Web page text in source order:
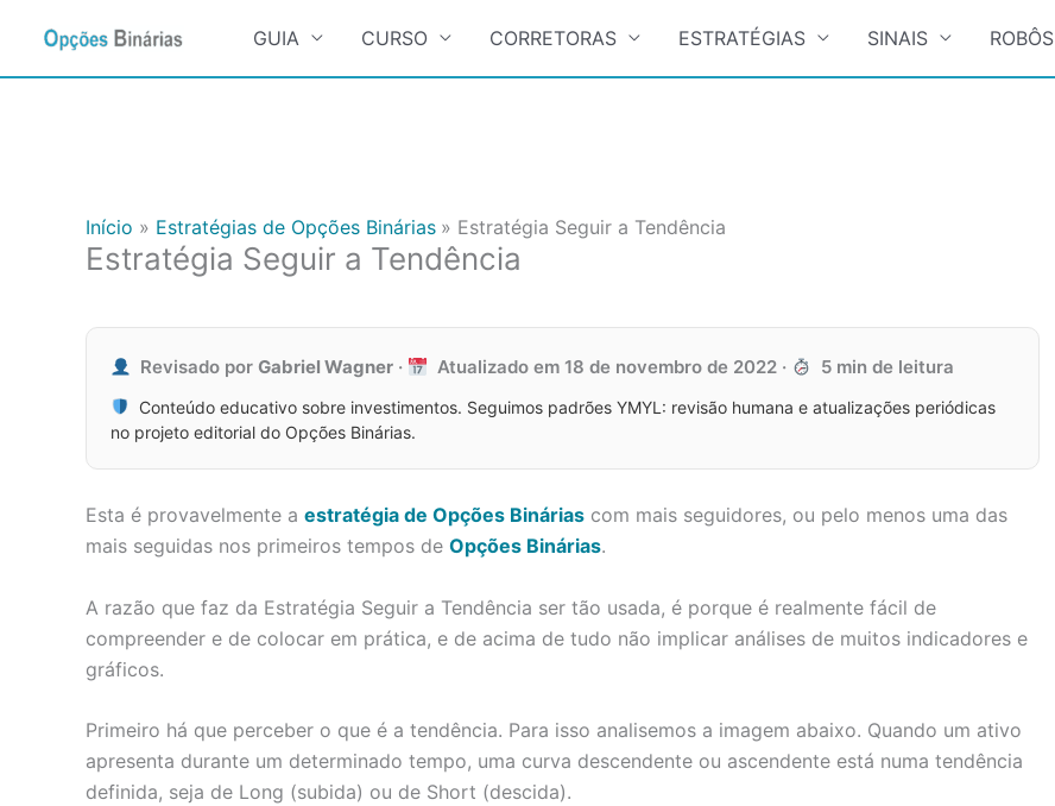
GUIA CURSO CORRETORAS ESTRATÉGIAS SINAIS ROBÔS
Início Estratégias de Opções Binárias Estratégia Seguir a Tendência
Estratégia Seguir a Tendência
Revisado porGabriel Wagner · Atualizado em 18 de novembro de 2022 · 5 min de leitura
Conteúdo educativo sobre investimentos. Seguimos padrões YMYL: revisão humana e atualizações periódicas
no projeto editorial do Opções Binárias.
Esta é provavelmente a estratégia de Opções Binárias com mais seguidores, ou pelo menos uma das
mais seguidas nos primeiros tempos de Opções Binárias.
A razão que faz da Estratégia Seguir a Tendência ser tão usada, é porque é realmente fácil de
compreender e de colocar em prática, e de acima de tudo não implicar análises de muitos indicadores e
gráficos.
Primeiro há que perceber o que é a tendência. Para isso analisemos a imagem abaixo. Quando um ativo
apresenta durante um determinado tempo, uma curva descendente ou ascendente está numa tendência
definida, seja de Long (subida) ou de Short (descida).